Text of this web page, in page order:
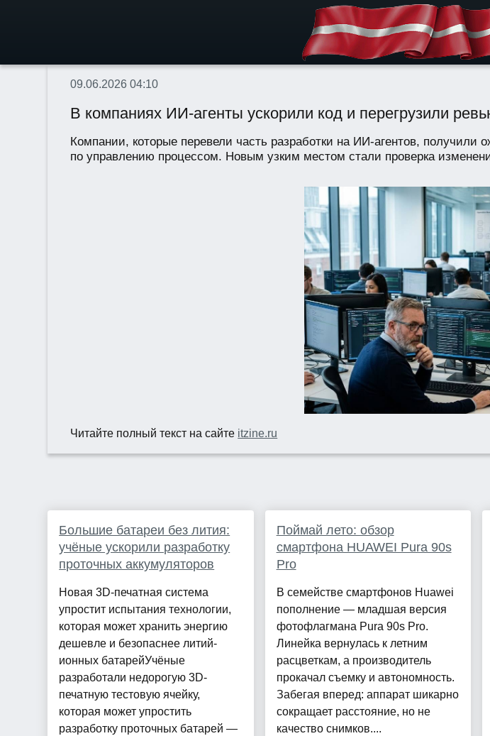
09.06.2026 04:10
В компаниях ИИ-агенты ускорили код и перегрузили
Компании, которые перевели часть разработки на ИИ-агентов,
по управлению процессом. Новым узким местом стали проверка
Читайте полный текст на сайте itzine.ru
Большие батареи без лития:
учёные ускорили разработку
проточных аккумуляторов
Новая 3D-печатная система
упростит испытания технологии,
которая может хранить энергию
дешевле и безопаснее литий-
ионных батарейУчёные
разработали недорогую 3D-
печатную тестовую ячейку,
которая может упростить
разработку проточных батарей —
Поймай лето: обзор
смартфона HUAWEI Pura 90s
Pro
В семействе смартфонов Huawei
пополнение — младшая версия
фотофлагмана Pura 90s Pro.
Линейка вернулась к летним
расцветкам, а производитель
прокачал съемку и автономность.
Забегая вперед: аппарат шикарно
сокращает расстояние, но не
качество снимков....